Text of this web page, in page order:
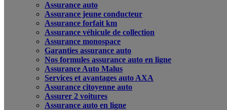
Assurance auto
Assurance jeune conducteur
Assurance forfait km
Assurance véhicule de collection
Assurance monospace
Garanties assurance auto
Nos formules assurance auto en ligne
Assurance Auto Malus
Services et avantages auto AXA
Assurance citoyenne auto
Assurer 2 voitures
Assurance auto en ligne